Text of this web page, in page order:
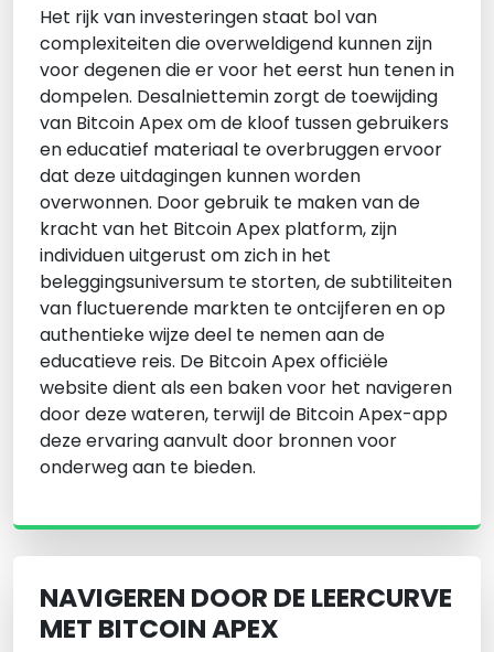
Het rijk van investeringen staat bol van
complexiteiten die overweldigend kunnen zijn
voor degenen die er voor het eerst hun tenen in
dompelen. Desalniettemin zorgt de toewijding
van Bitcoin Apex om de kloof tussen gebruikers
en educatief materiaal te overbruggen ervoor
dat deze uitdagingen kunnen worden
overwonnen. Door gebruik te maken van de
kracht van het Bitcoin Apex platform, zijn
individuen uitgerust om zich in het
beleggingsuniversum te storten, de subtiliteiten
van fluctuerende markten te ontcijferen en op
authentieke wijze deel te nemen aan de
educatieve reis. De Bitcoin Apex officiële
website dient als een baken voor het navigeren
door deze wateren, terwijl de Bitcoin Apex-app
deze ervaring aanvult door bronnen voor
onderweg aan te bieden.
NAVIGEREN DOOR DE LEERCURVE
MET BITCOIN APEX